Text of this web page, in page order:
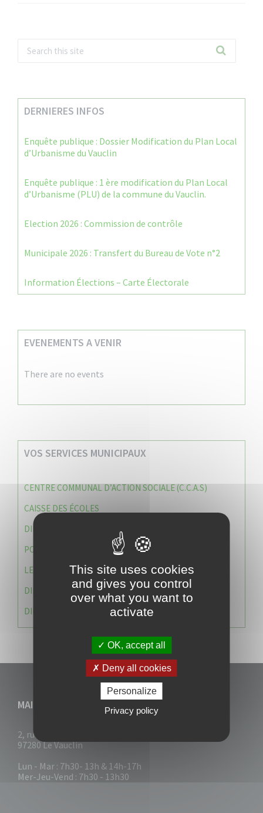
DERNIERES INFOS
Enquête publique : Dossier Modification du Plan Local
d’Urbanisme du Vauclin
Enquête publique : 1 ère modification du Plan Local
d’Urbanisme (PLU) de la commune du Vauclin.
Election 2026 : Commission de contrôle
Municipale 2026 : Transfert du Bureau de Vote n°2
Information Élections – Carte Électorale
EVENEMENTS A VENIR
There are no events
VOS SERVICES MUNICIPAUX
CENTRE COMMUNAL D’ACTION SOCIALE (C.C.A.S)
CAISSE DES ÉCOLES
DIRECTION DES SERVICES TECHNIQUES
POLICE MUNICIPALE
LE CABINET DU MAIRE
DIRECTION DES RESSOURCES ET MOYENS
DIRECTION DU DEVELLOPPEMENT URBAIN DURABL
MAIRIE DU VAUCLIN
2, rue Collignon
97280 Le Vauclin
Lun - Mar : 7h30- 13h & 14h-17h
Mer-Jeu-Vend : 7h30 - 13h30
This site uses cookies
and gives you control
over what you want to
activate
OK, accept all
Deny all cookies
Personalize
Privacy policy